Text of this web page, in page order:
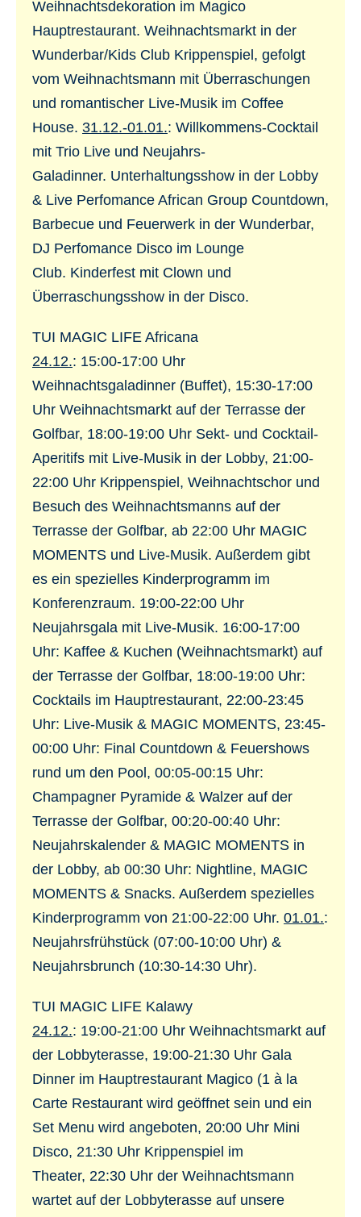
Weihnachtsdekoration im Magico
Hauptrestaurant. Weihnachtsmarkt in der
Wunderbar/Kids Club Krippenspiel, gefolgt
vom Weihnachtsmann mit Überraschungen
und romantischer Live-Musik im Coffee
House. 31.12.-01.01.: Willkommens-Cocktail
mit Trio Live und Neujahrs-
Galadinner. Unterhaltungsshow in der Lobby
& Live Perfomance African Group Countdown,
Barbecue und Feuerwerk in der Wunderbar,
DJ Perfomance Disco im Lounge
Club. Kinderfest mit Clown und
Überraschungsshow in der Disco.
TUI MAGIC LIFE Africana
24.12.: 15:00-17:00 Uhr
Weihnachtsgaladinner (Buffet), 15:30-17:00
Uhr Weihnachtsmarkt auf der Terrasse der
Golfbar, 18:00-19:00 Uhr Sekt- und Cocktail-
Aperitifs mit Live-Musik in der Lobby, 21:00-
22:00 Uhr Krippenspiel, Weihnachtschor und
Besuch des Weihnachtsmanns auf der
Terrasse der Golfbar, ab 22:00 Uhr MAGIC
MOMENTS und Live-Musik. Außerdem gibt
es ein spezielles Kinderprogramm im
Konferenzraum. 19:00-22:00 Uhr
Neujahrsgala mit Live-Musik. 16:00-17:00
Uhr: Kaffee & Kuchen (Weihnachtsmarkt) auf
der Terrasse der Golfbar, 18:00-19:00 Uhr:
Cocktails im Hauptrestaurant, 22:00-23:45
Uhr: Live-Musik & MAGIC MOMENTS, 23:45-
00:00 Uhr: Final Countdown & Feuershows
rund um den Pool, 00:05-00:15 Uhr:
Champagner Pyramide & Walzer auf der
Terrasse der Golfbar, 00:20-00:40 Uhr:
Neujahrskalender & MAGIC MOMENTS in
der Lobby, ab 00:30 Uhr: Nightline, MAGIC
MOMENTS & Snacks. Außerdem spezielles
Kinderprogramm von 21:00-22:00 Uhr. 01.01.:
Neujahrsfrühstück (07:00-10:00 Uhr) &
Neujahrsbrunch (10:30-14:30 Uhr).
TUI MAGIC LIFE Kalawy
24.12.: 19:00-21:00 Uhr Weihnachtsmarkt auf
der Lobbyterasse, 19:00-21:30 Uhr Gala
Dinner im Hauptrestaurant Magico (1 à la
Carte Restaurant wird geöffnet sein und ein
Set Menu wird angeboten, 20:00 Uhr Mini
Disco, 21:30 Uhr Krippenspiel im
Theater, 22:30 Uhr der Weihnachtsmann
wartet auf der Lobbyterasse auf unsere